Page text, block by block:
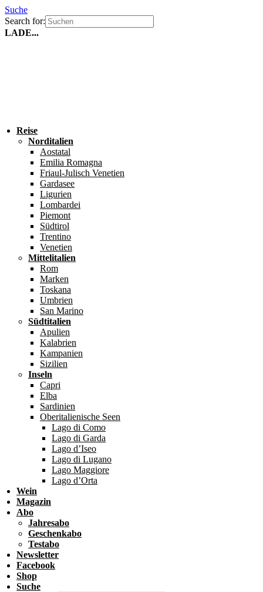
Suche
Search for:
LADE...
Reise
Norditalien
Aostatal
Emilia Romagna
Friaul-Julisch Venetien
Gardasee
Ligurien
Lombardei
Piemont
Südtirol
Trentino
Venetien
Mittelitalien
Rom
Marken
Toskana
Umbrien
San Marino
Südtitalien
Apulien
Kalabrien
Kampanien
Sizilien
Inseln
Capri
Elba
Sardinien
Oberitalienische Seen
Lago di Como
Lago di Garda
Lago d’Iseo
Lago di Lugano
Lago Maggiore
Lago d’Orta
Wein
Magazin
Abo
Jahresabo
Geschenkabo
Testabo
Newsletter
Facebook
Shop
Suche